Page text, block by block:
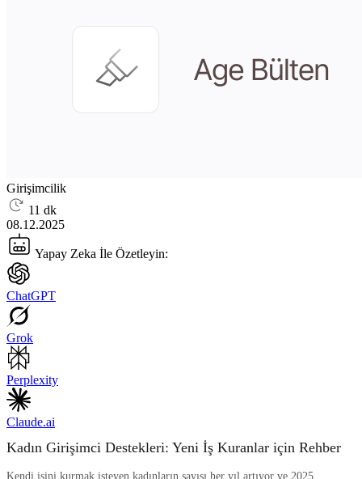
Girişimcilik
11 dk
08.12.2025
Yapay Zeka İle Özetleyin:
ChatGPT
Grok
Perplexity
Claude.ai
Kadın Girişimci Destekleri: Yeni İş Kuranlar için Rehber
Kendi işini kurmak isteyen kadınların sayısı her yıl artıyor ve 2025